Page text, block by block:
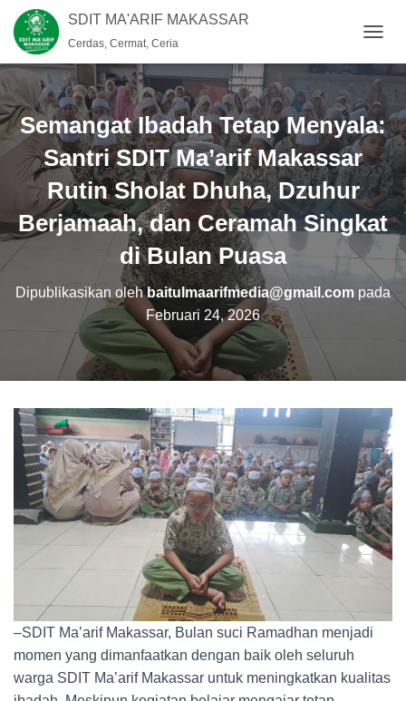
SDIT MA'ARIF MAKASSAR
Cerdas, Cermat, Ceria
O
G
L
E
N
A
V
I
G
A
I
Semangat Ibadah Tetap Menyala:
Santri SDIT Ma’arif Makassar
Rutin Sholat Dhuha, Dzuhur
Berjamaah, dan Ceramah Singkat
di Bulan Puasa
Dipublikasikan oleh baitulmaarifmedia@gmail.com pada
Februari 24, 2026
–SDIT Ma’arif Makassar, Bulan suci Ramadhan menjadi
momen yang dimanfaatkan dengan baik oleh seluruh
warga SDIT Ma’arif Makassar untuk meningkatkan kualitas